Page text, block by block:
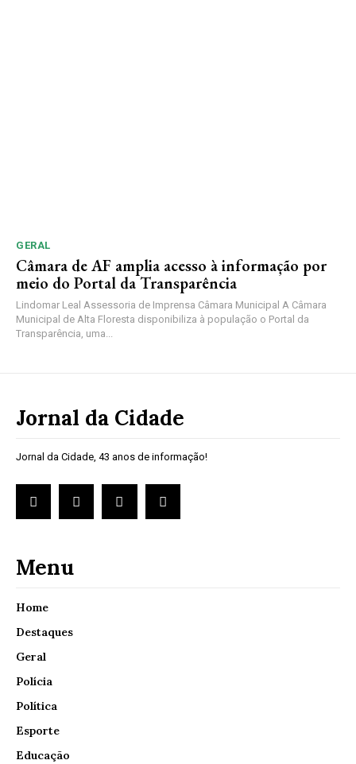
GERAL
Câmara de AF amplia acesso à informação por
meio do Portal da Transparência
Lindomar Leal Assessoria de Imprensa Câmara Municipal A Câmara
Municipal de Alta Floresta disponibiliza à população o Portal da
Transparência, uma...
Jornal da Cidade
Jornal da Cidade, 43 anos de informação!
Menu
Home
Destaques
Geral
Polícia
Política
Esporte
Educação